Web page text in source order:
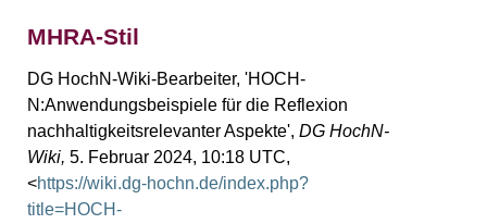
MHRA-Stil
DG HochN-Wiki-Bearbeiter, 'HOCH-
N:Anwendungsbeispiele für die Reflexion
nachhaltigkeitsrelevanter Aspekte', DG HochN-
Wiki, 5. Februar 2024, 10:18 UTC,
<https://wiki.dg-hochn.de/index.php?
title=HOCH-